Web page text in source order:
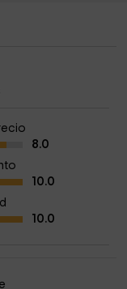
8.0
10.0
10.0